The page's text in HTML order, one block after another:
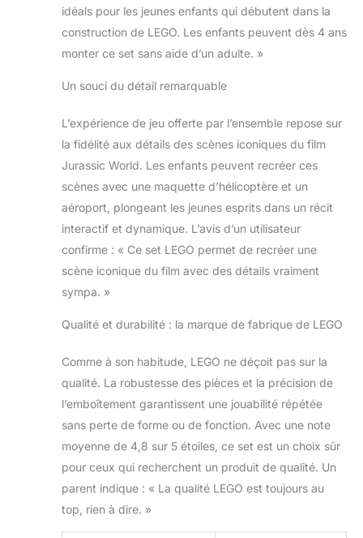
sets LEGO 4 ans et
plus permettent
d'initier les enfants
au monde de la
Avec juste un peu
ils apprendront à
construire aisément
en un rien de temps
et apprendront à
développer leur
motricité fine
L'accès à des
instructions
numériques et à
qu'à des éléments
interactifs dans
l'application LEGO
Instructions de
construction
idéals pour les jeunes enfants qui débutent dans la
construction de LEGO. Les enfants peuvent dès 4 ans
monter ce set sans aide d’un adulte. »
Un souci du détail remarquable
L’expérience de jeu offerte par l’ensemble repose sur
la fidélité aux détails des scènes iconiques du film
Jurassic World. Les enfants peuvent recréer ces
scènes avec une maquette d’hélicoptère et un
aéroport, plongeant les jeunes esprits dans un récit
interactif et dynamique. L’avis d’un utilisateur
confirme : « Ce set LEGO permet de recréer une
scène iconique du film avec des détails vraiment
sympa. »
Qualité et durabilité : la marque de fabrique de LEGO
Comme à son habitude, LEGO ne déçoit pas sur la
qualité. La robustesse des pièces et la précision de
l’emboîtement garantissent une jouabilité répétée
sans perte de forme ou de fonction. Avec une note
moyenne de 4,8 sur 5 étoiles, ce set est un choix sûr
pour ceux qui recherchent un produit de qualité. Un
parent indique : « La qualité LEGO est toujours au
top, rien à dire. »